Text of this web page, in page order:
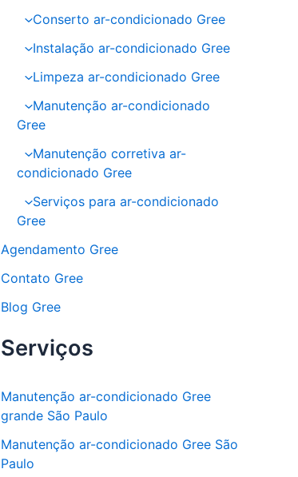
k
Conserto ar-condicionado Gree
Instalação ar-condicionado Gree
Limpeza ar-condicionado Gree
Manutenção ar-condicionado
Gree
Manutenção corretiva ar-
condicionado Gree
Serviços para ar-condicionado
Gree
Agendamento Gree
Contato Gree
Blog Gree
Serviços
Manutenção ar-condicionado Gree
grande São Paulo
Manutenção ar-condicionado Gree São
Paulo